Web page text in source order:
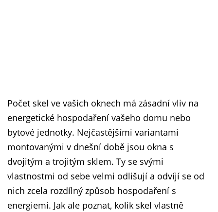
Počet skel ve vašich oknech má zásadní vliv na
energetické hospodaření vašeho domu nebo
bytové jednotky. Nejčastějšími variantami
montovanými v dnešní době jsou okna s
dvojitým a trojitým sklem. Ty se svými
vlastnostmi od sebe velmi odlišují a odvíjí se od
nich zcela rozdílný způsob hospodaření s
energiemi. Jak ale poznat, kolik skel vlastně